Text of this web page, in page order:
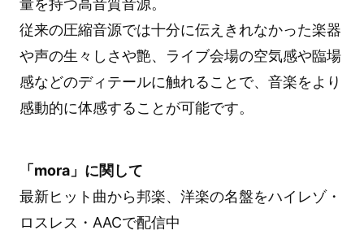
量を持つ高音質音源。
従来の圧縮音源では十分に伝えきれなかった楽器
や声の生々しさや艶、ライブ会場の空気感や臨場
感などのディテールに触れることで、音楽をより
感動的に体感することが可能です。
「mora」に関して
最新ヒット曲から邦楽、洋楽の名盤をハイレゾ・
ロスレス・AACで配信中